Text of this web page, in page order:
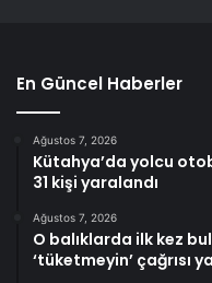
En Güncel Haberler
Ağustos 7, 2026
Kütahya’da yolcu
31 kişi yaralandı
Ağustos 7, 2026
O balıklarda ilk kez
‘tüketmeyin’ çağrısı